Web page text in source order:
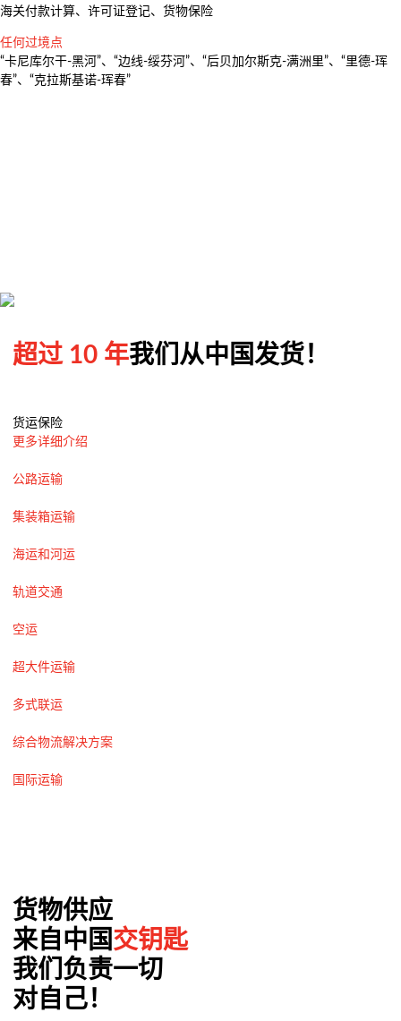
空运
多式联运
超大件运输
海关付款计算、许可证登记、货物保险
任何过境点
“卡尼库尔干-黑河”、“边线-绥芬河”、“后贝加尔斯克-满洲里”、“里德-珲
春”、“克拉斯基诺-珲春”
超过 10 年我们从中国发货！
货运保险
更多详细介绍
公路运输
集装箱运输
海运和河运
轨道交通
空运
超大件运输
多式联运
综合物流解决方案
国际运输
货物供应
来自中国 交钥匙
我们负责一切
对自己！